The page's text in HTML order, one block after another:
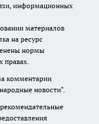
информационных
материалов
на ресурс
нормы
правах.
комментарии
новости".